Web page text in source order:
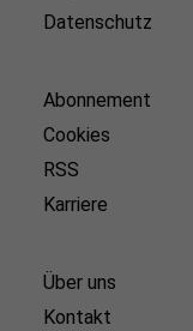
Datenschutz
Abonnement
Cookies
RSS
Karriere
Über uns
Kontakt